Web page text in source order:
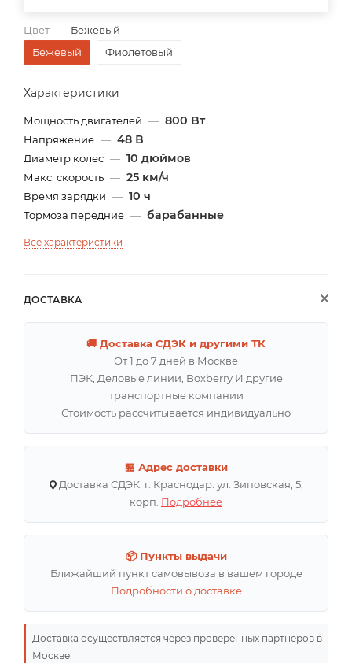
Цвет — Бежевый
Бежевый
Фиолетовый
Характеристики
Мощность двигателей — 800 Вт
Напряжение — 48 В
Диаметр колес — 10 дюймов
Макс. скорость — 25 км/ч
Время зарядки — 10 ч
Тормоза передние — барабанные
Все характеристики
ДОСТАВКА
🚚 Доставка СДЭК и другими ТК
От 1 до 7 дней в Москве
ПЭК, Деловые линии, Boxberry И другие
транспортные компании
Стоимость рассчитывается индивидуально
🏪 Адрес доставки
Доставка СДЭК: г. Краснодар. ул. Зиповская, 5,
корп. Подробнее
📦 Пункты выдачи
Ближайший пункт самовывоза в вашем городе
Подробности о доставке
Доставка осуществляется через проверенных партнеров в
Москве